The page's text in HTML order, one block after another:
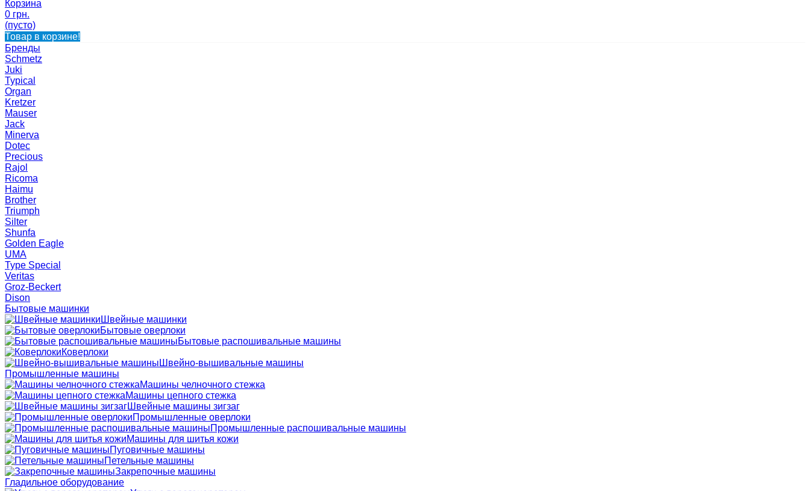
Корзина
0 грн.
(пусто)
Товар в корзине!
Бренды
Schmetz
Juki
Typical
Organ
Kretzer
Mauser
Jack
Minerva
Dotec
Precious
Rajol
Ricoma
Haimu
Brother
Triumph
Silter
Shunfa
Golden Eagle
UMA
Type Special
Veritas
Groz-Beckert
Dison
Бытовые машинки
Швейные машинки
Бытовые оверлоки
Бытовые распошивальные машины
Коверлоки
Швейно-вышивальные машины
Промышленные машины
Машины челночного стежка
Машины цепного стежка
Швейные машины зигзаг
Промышленные оверлоки
Промышленные распошивальные машины
Машины для шитья кожи
Пуговичные машины
Петельные машины
Закрепочные машины
Гладильное оборудование